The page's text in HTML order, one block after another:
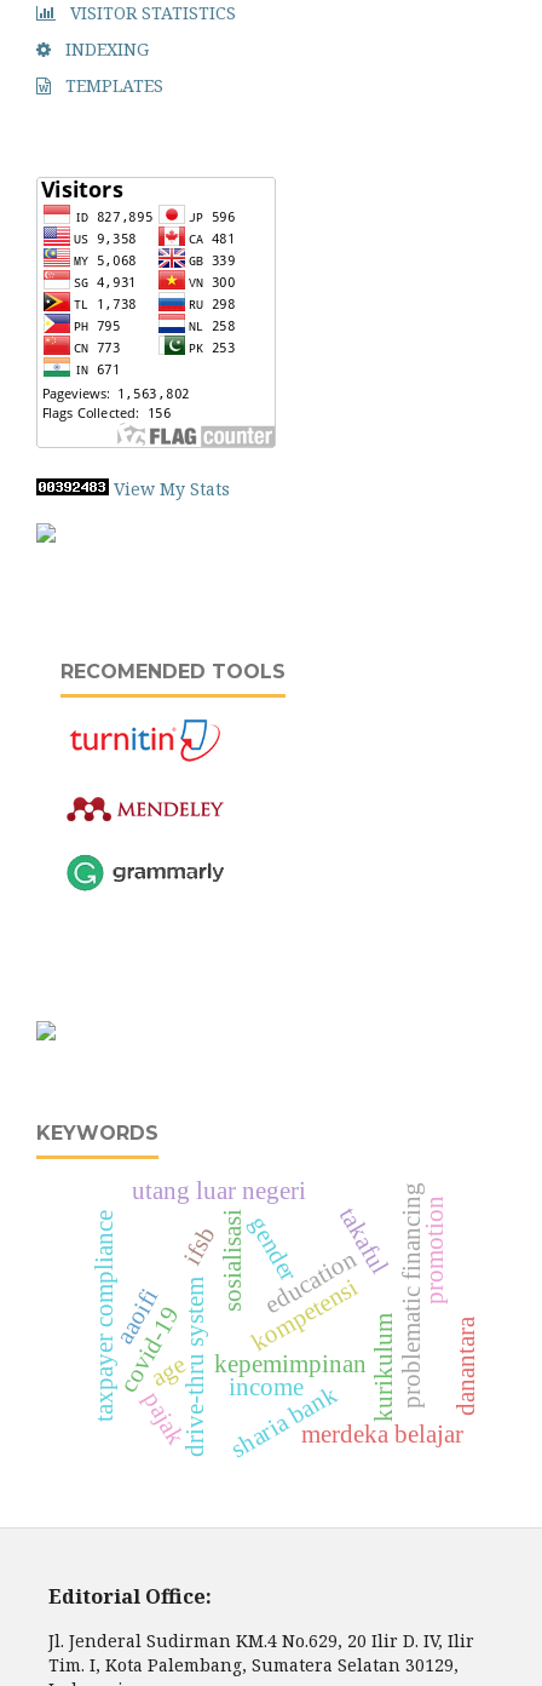
VISITOR STATISTICS
INDEXING
TEMPLATES
View My Stats
RECOMENDED TOOLS
KEYWORDS
kepemimpinan
drive-thru system education
age
gender
sosialisasi
kompetensikurikulum
merdeka belajar
covid-19
utang luar negeri
taxpayer compliance problematic financing
sharia bank
income
pajak
takaful promotion
ifsb
aaoifi danantara
Editorial Office:
Jl. Jenderal Sudirman KM.4 No.629, 20 Ilir D. IV, Ilir
Tim. I, Kota Palembang, Sumatera Selatan 30129,